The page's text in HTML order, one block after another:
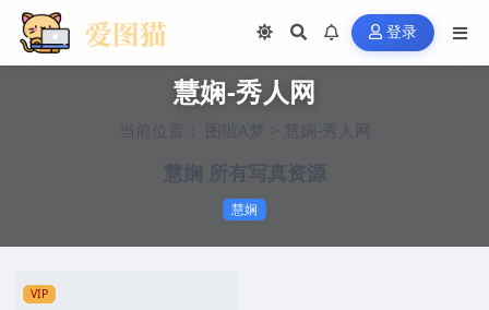
登录
慧娴-秀人网
慧娴
VIP